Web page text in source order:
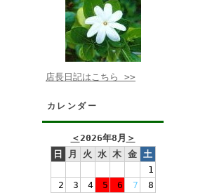
店長日記はこちら >>
カレンダー
＜2026年8月 ＞
日
月 火 水 木 金
土
1
2
3 4 5 6 7 8